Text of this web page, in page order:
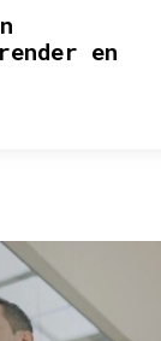
en